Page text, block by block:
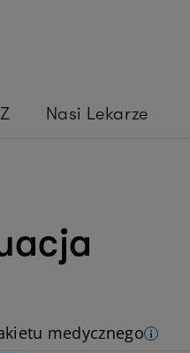
Nasi Lekarze
medycznego